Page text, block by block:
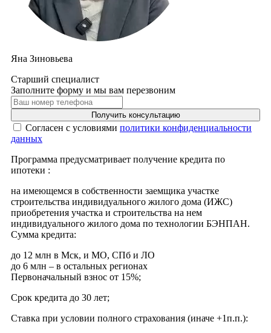
Яна Зиновьева
Старший специалист
Заполните форму и мы вам перезвоним
Получить консультацию
Cогласен с условиями политики конфиденциальности
данных
Программа предусматривает получение кредита по
ипотеки :
на имеющемся в собственности заемщика участке
строительства индивидуального жилого дома (ИЖС)
приобретения участка и строительства на нем
индивидуального жилого дома по технологии БЭНПАН.
Сумма кредита:
до 12 млн в Мск, и МО, СПб и ЛО
до 6 млн – в остальных регионах
Первоначальный взнос от 15%;
Срок кредита до 30 лет;
Ставка при условии полного страхования (иначе +1п.п.):